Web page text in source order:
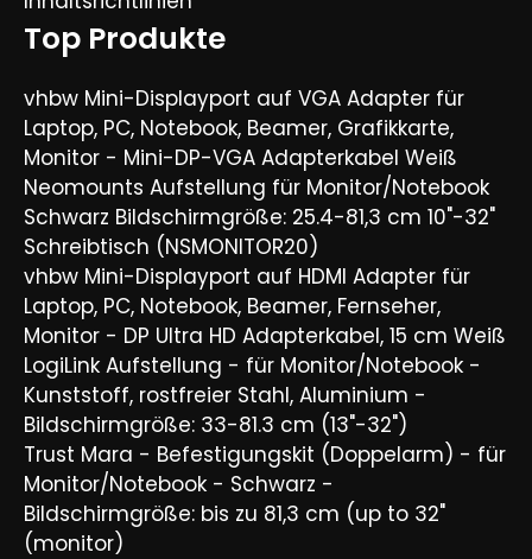
Top Produkte
vhbw Mini-Displayport auf VGA Adapter für
Laptop, PC, Notebook, Beamer, Grafikkarte,
Monitor - Mini-DP-VGA Adapterkabel Weiß
Neomounts Aufstellung für Monitor/Notebook
Schwarz Bildschirmgröße: 25.4-81,3 cm 10"-32"
Schreibtisch (NSMONITOR20)
vhbw Mini-Displayport auf HDMI Adapter für
Laptop, PC, Notebook, Beamer, Fernseher,
Monitor - DP Ultra HD Adapterkabel, 15 cm Weiß
LogiLink Aufstellung - für Monitor/Notebook -
Kunststoff, rostfreier Stahl, Aluminium -
Bildschirmgröße: 33-81.3 cm (13"-32")
Trust Mara - Befestigungskit (Doppelarm) - für
Monitor/Notebook - Schwarz -
Bildschirmgröße: bis zu 81,3 cm (up to 32"
(monitor)